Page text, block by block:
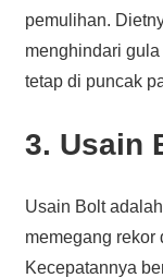
pemulihan.
menghindari
tetap di puncak
3. Usain
Usain Bolt
memegang rekor
Kecepatannya